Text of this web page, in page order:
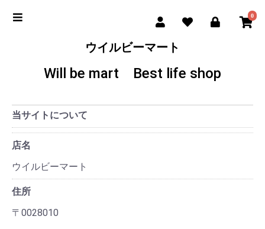
0
ウイルビーマート
Will be mart Best life shop
当サイトについて
店名
ウイルビーマート
住所
〒0028010